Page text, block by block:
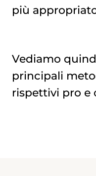
più
Vediamo
principali
rispettivi pro e